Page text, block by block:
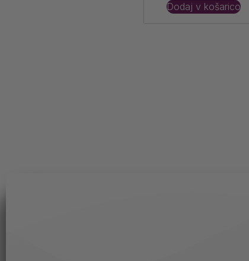
Dodaj v košarico